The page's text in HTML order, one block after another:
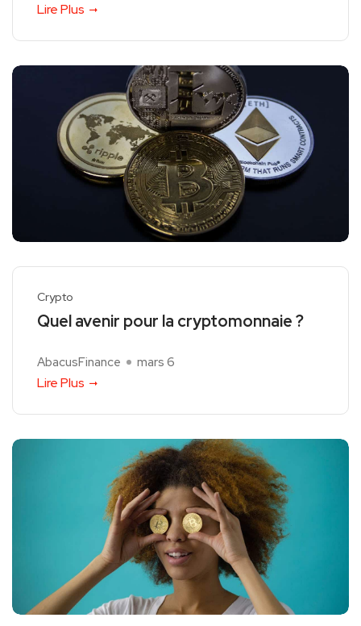
Lire Plus
Crypto
Quel avenir pour la cryptomonnaie ?
AbacusFinance mars 6
Lire Plus